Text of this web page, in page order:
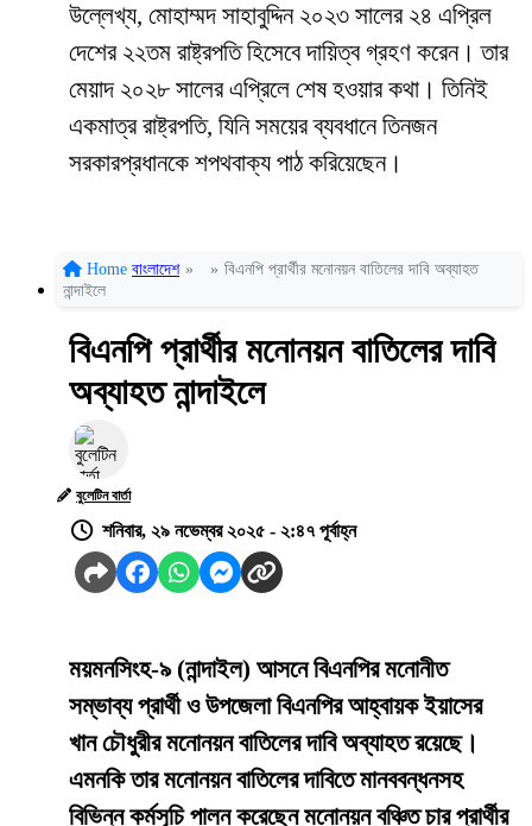
উল্লেখ্য, মোহাম্মদ সাহাবুদ্দিন ২০২৩ সালের ২৪ এপ্রিল
দেশের ২২তম রাষ্ট্রপতি হিসেবে দায়িত্ব গ্রহণ করেন। তার
মেয়াদ ২০২৮ সালের এপ্রিলে শেষ হওয়ার কথা। তিনিই
একমাত্র রাষ্ট্রপতি, যিনি সময়ের ব্যবধানে তিনজন
সরকারপ্রধানকে শপথবাক্য পাঠ করিয়েছেন।
Home বাংলাদেশ » » বিএনপি প্রার্থীর মনোনয়ন বাতিলের দাবি অব্যাহত
নান্দাইলে
বিএনপি প্রার্থীর মনোনয়ন বাতিলের দাবি
অব্যাহত নান্দাইলে
বুলেটিন বার্তা
শনিবার, ২৯ নভেম্বর ২০২৫ - ২:৪৭ পূর্বাহ্ন
ময়মনসিংহ-৯ (নান্দাইল) আসনে বিএনপির মনোনীত
সম্ভাব্য প্রার্থী ও উপজেলা বিএনপির আহ্বায়ক ইয়াসের
খান চৌধুরীর মনোনয়ন বাতিলের দাবি অব্যাহত রয়েছে।
এমনকি তার মনোনয়ন বাতিলের দাবিতে মানববন্ধনসহ
বিভিন্ন কর্মসূচি পালন করেছেন মনোনয়ন বঞ্চিত চার প্রার্থীর